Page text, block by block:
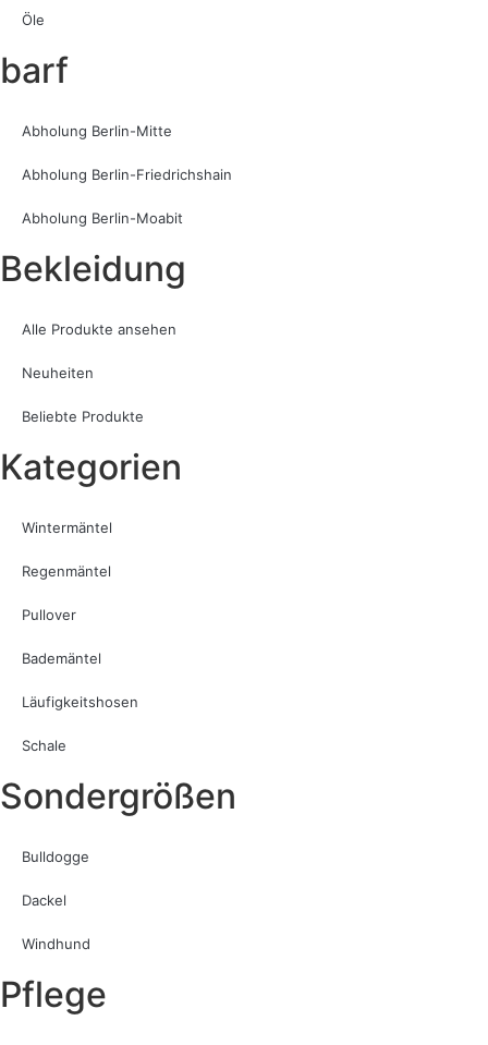
Öle
barf
Abholung Berlin-Mitte
Abholung Berlin-Friedrichshain
Abholung Berlin-Moabit
Bekleidung
Alle Produkte ansehen
Neuheiten
Beliebte Produkte
Kategorien
Wintermäntel
Regenmäntel
Pullover
Bademäntel
Läufigkeitshosen
Schale
Sondergrößen
Bulldogge
Dackel
Windhund
Pflege